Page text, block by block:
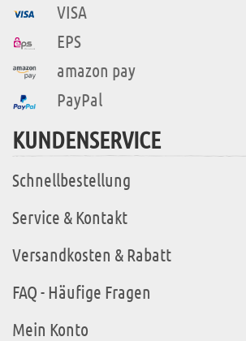
VISA
EPS
amazon pay
PayPal
KUNDENSERVICE
Schnellbestellung
Service & Kontakt
Versandkosten & Rabatt
FAQ - Häufige Fragen
Mein Konto